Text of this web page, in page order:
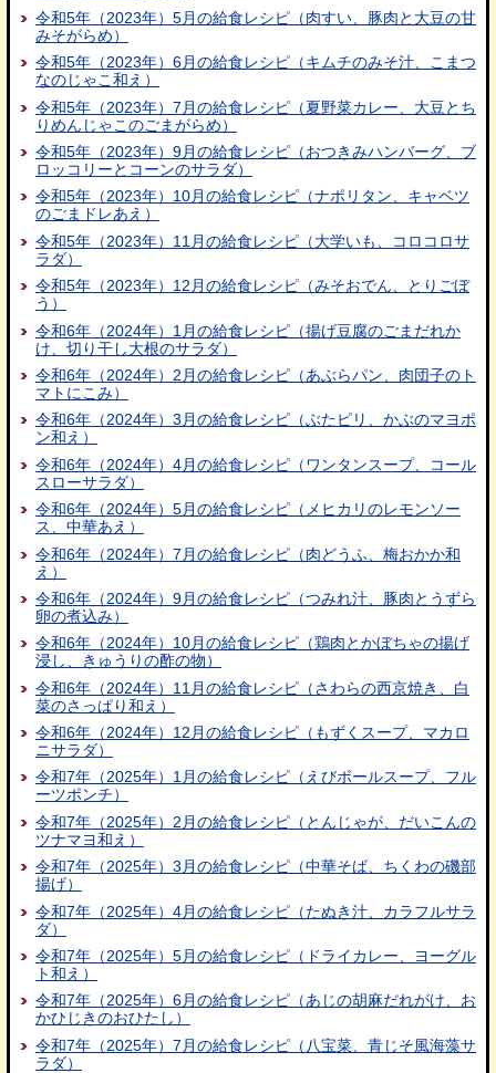
令和5年（2023年）5月の給食レシピ（肉すい、豚肉と大豆の甘
みそがらめ）
令和5年（2023年）6月の給食レシピ（キムチのみそ汁、こまつ
なのじゃこ和え）
令和5年（2023年）7月の給食レシピ（夏野菜カレー、大豆とち
りめんじゃこのごまがらめ）
令和5年（2023年）9月の給食レシピ（おつきみハンバーグ、ブ
ロッコリーとコーンのサラダ）
令和5年（2023年）10月の給食レシピ（ナポリタン、キャベツ
のごまドレあえ）
令和5年（2023年）11月の給食レシピ（大学いも、コロコロサ
ラダ）
令和5年（2023年）12月の給食レシピ（みそおでん、とりごぼ
う）
令和6年（2024年）1月の給食レシピ（揚げ豆腐のごまだれか
け、切り干し大根のサラダ）
令和6年（2024年）2月の給食レシピ（あぶらパン、肉団子のト
マトにこみ）
令和6年（2024年）3月の給食レシピ（ぶたピリ、かぶのマヨポ
ン和え）
令和6年（2024年）4月の給食レシピ（ワンタンスープ、コール
スローサラダ）
令和6年（2024年）5月の給食レシピ（メヒカリのレモンソー
ス、中華あえ）
令和6年（2024年）7月の給食レシピ（肉どうふ、梅おかか和
え）
令和6年（2024年）9月の給食レシピ（つみれ汁、豚肉とうずら
卵の煮込み）
令和6年（2024年）10月の給食レシピ（鶏肉とかぼちゃの揚げ
浸し、きゅうりの酢の物）
令和6年（2024年）11月の給食レシピ（さわらの西京焼き、白
菜のさっぱり和え）
令和6年（2024年）12月の給食レシピ（もずくスープ、マカロ
ニサラダ）
令和7年（2025年）1月の給食レシピ（えびボールスープ、フル
ーツポンチ）
令和7年（2025年）2月の給食レシピ（とんじゃが、だいこんの
ツナマヨ和え）
令和7年（2025年）3月の給食レシピ（中華そば、ちくわの磯部
揚げ）
令和7年（2025年）4月の給食レシピ（たぬき汁、カラフルサラ
ダ）
令和7年（2025年）5月の給食レシピ（ドライカレー、ヨーグル
ト和え）
令和7年（2025年）6月の給食レシピ（あじの胡麻だれがけ、お
かひじきのおひたし）
令和7年（2025年）7月の給食レシピ（八宝菜、青じそ風海藻サ
ラダ）